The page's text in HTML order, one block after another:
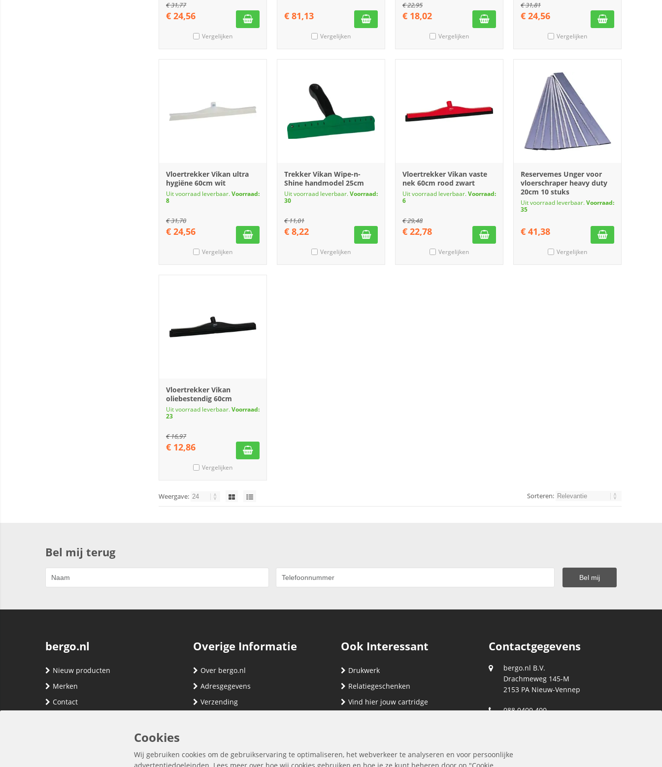
€31,77
€ 24,56
Vergelijken
€ 81,13
Vergelijken
€22,95
€ 18,02
Vergelijken
€31,81
€ 24,56
Vergelijken
Vloertrekker Vikan ultra
hygiëne 60cm wit
Uit voorraad leverbaar.Voorraad:
8
€31,70
€ 24,56
Vergelijken
Trekker Vikan Wipe-n-
Shine handmodel 25cm
Uit voorraad leverbaar.Voorraad:
30
€11,01
€ 8,22
Vergelijken
Vloertrekker Vikan vaste
nek 60cm rood zwart
Uit voorraad leverbaar.Voorraad:
6
€29,48
€ 22,78
Vergelijken
Reservemes Unger voor
vloerschraper heavy duty
20cm 10 stuks
Uit voorraad leverbaar.Voorraad:
35
€ 41,38
Vergelijken
Vloertrekker Vikan
oliebestendig 60cm
Uit voorraad leverbaar.Voorraad:
23
€16,97
€ 12,86
Vergelijken
Weergave: Sorteren:
Bel mij terug
bergo.nl
Nieuw producten
Merken
Contact
Overige Informatie
Over bergo.nl
Adresgegevens
Verzending
Ook Interessant
Drukwerk
Relatiegeschenken
Vind hier jouw cartridge
Contactgegevens
bergo.nl B.V.
Drachmeweg 145-M
2153 PA Nieuw-Vennep
088 0400 400
Cookies
Wij gebruiken cookies om de gebruikservaring te optimaliseren, het webverkeer te analyseren en voor persoonlijke